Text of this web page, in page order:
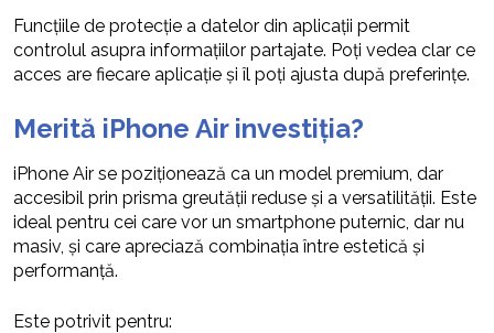
Funcțiile de protecție a datelor din aplicații permit
controlul asupra informațiilor partajate. Poți vedea clar ce
acces are fiecare aplicație și îl poți ajusta după preferințe.
Merită iPhone Air investiția?
iPhone Air se poziționează ca un model premium, dar
accesibil prin prisma greutății reduse și a versatilității. Este
ideal pentru cei care vor un smartphone puternic, dar nu
masiv, și care apreciază combinația între estetică și
performanță.
Este potrivit pentru: